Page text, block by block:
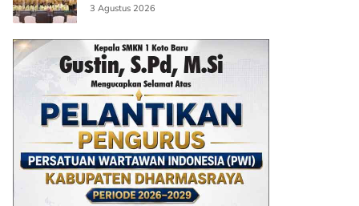
3 Agustus 2026